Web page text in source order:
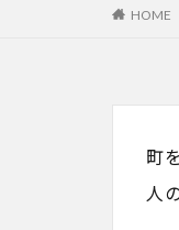
HOME
町
人